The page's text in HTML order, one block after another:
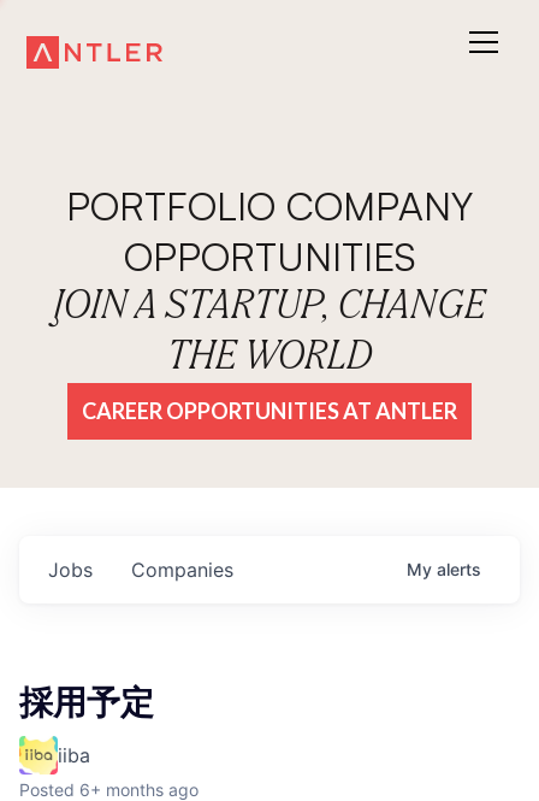
PORTFOLIO COMPANY
OPPORTUNITIES
JOIN A STARTUP, CHANGE
THE WORLD
CAREER OPPORTUNITIES AT ANTLER
Jobs Companies My alerts
採用予定
iiba
Posted 6+ months ago